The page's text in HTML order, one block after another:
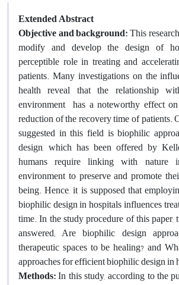
Extended Abstract
Objective and background:This
modify and develop the design of
perceptible role in treating and
patients. Many investigations on the
health reveal that the relationship
environment has a noteworthy effect
reduction of the recovery time of patients.
suggested in this field is biophilic
design, which has been offered by
humans require linking with nature
environment to preserve and promote
being. Hence, it is supposed that
biophilic design in hospitals influences
time. In the study procedure of this
answered; Are biophilic design
therapeutic spaces to be healing? and
approaches for efficient biophilic design in
Methods:In this study, according to the